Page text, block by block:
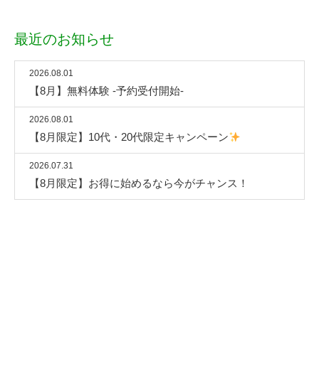
最近のお知らせ
2026.08.01
【8月】無料体験 -予約受付開始-
2026.08.01
【8月限定】10代・20代限定キャンペーン
2026.07.31
【8月限定】お得に始めるなら今がチャンス！